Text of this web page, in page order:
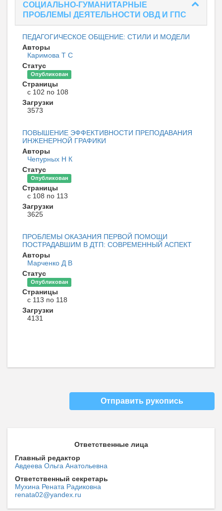
СОЦИАЛЬНО-ГУМАНИТАРНЫЕ
ПРОБЛЕМЫ ДЕЯТЕЛЬНОСТИ ОВД И ГПС
ПЕДАГОГИЧЕСКОЕ ОБЩЕНИЕ: СТИЛИ И МОДЕЛИ
Авторы
Каримова Т С
Статус
Опубликован
Страницы
с 102 по 108
Загрузки
3573
ПОВЫШЕНИЕ ЭФФЕКТИВНОСТИ ПРЕПОДАВАНИЯ
ИНЖЕНЕРНОЙ ГРАФИКИ
Авторы
Чепурных Н К
Статус
Опубликован
Страницы
с 108 по 113
Загрузки
3625
ПРОБЛЕМЫ ОКАЗАНИЯ ПЕРВОЙ ПОМОЩИ
ПОСТРАДАВШИМ В ДТП: СОВРЕМЕННЫЙ АСПЕКТ
Авторы
Марченко Д В
Статус
Опубликован
Страницы
с 113 по 118
Загрузки
4131
Отправить рукопись
Ответственные лица
Главный редактор
Авдеева Ольга Анатольевна
Ответственный секретарь
Мухина Рената Радиковна
renata02@yandex.ru